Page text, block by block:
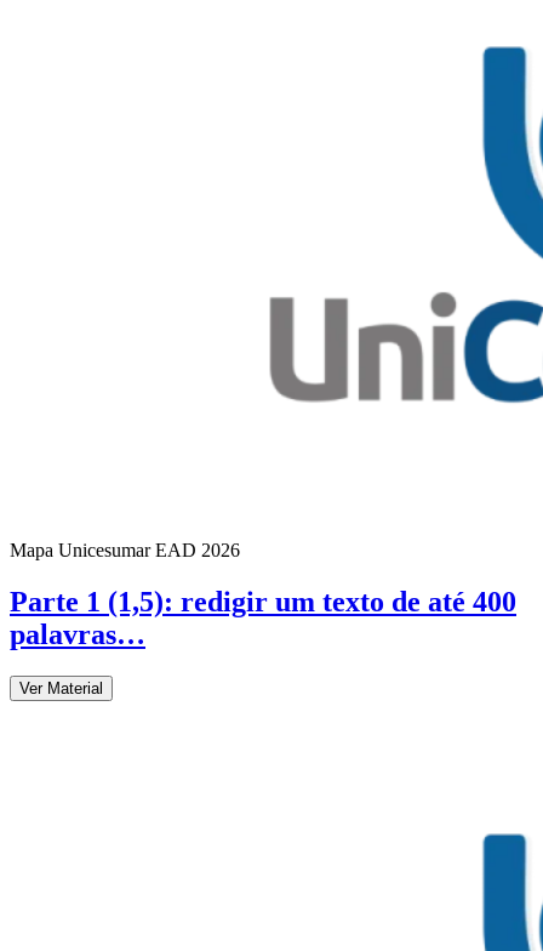
Mapa Unicesumar EAD 2026
Parte 1 (1,5): redigir um texto de até 400
palavras…
Ver Material